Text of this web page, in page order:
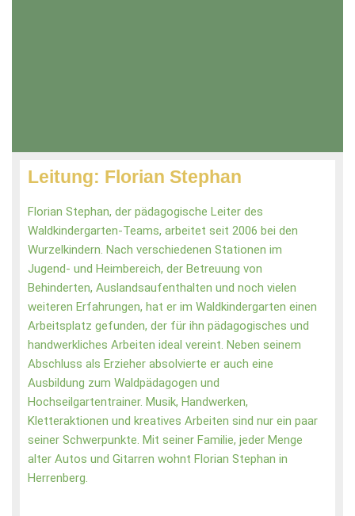
Leitung: Florian Stephan
Florian Stephan, der pädagogische Leiter des
Waldkindergarten-Teams, arbeitet seit 2006 bei den
Wurzelkindern. Nach verschiedenen Stationen im
Jugend- und Heimbereich, der Betreuung von
Behinderten, Auslandsaufenthalten und noch vielen
weiteren Erfahrungen, hat er im Waldkindergarten einen
Arbeitsplatz gefunden, der für ihn pädagogisches und
handwerkliches Arbeiten ideal vereint. Neben seinem
Abschluss als Erzieher absolvierte er auch eine
Ausbildung zum Waldpädagogen und
Hochseilgartentrainer. Musik, Handwerken,
Kletteraktionen und kreatives Arbeiten sind nur ein paar
seiner Schwerpunkte. Mit seiner Familie, jeder Menge
alter Autos und Gitarren wohnt Florian Stephan in
Herrenberg.